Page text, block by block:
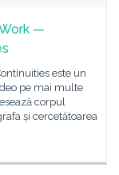
—
este un
pe mai multe
corpul
și cercetătoarea